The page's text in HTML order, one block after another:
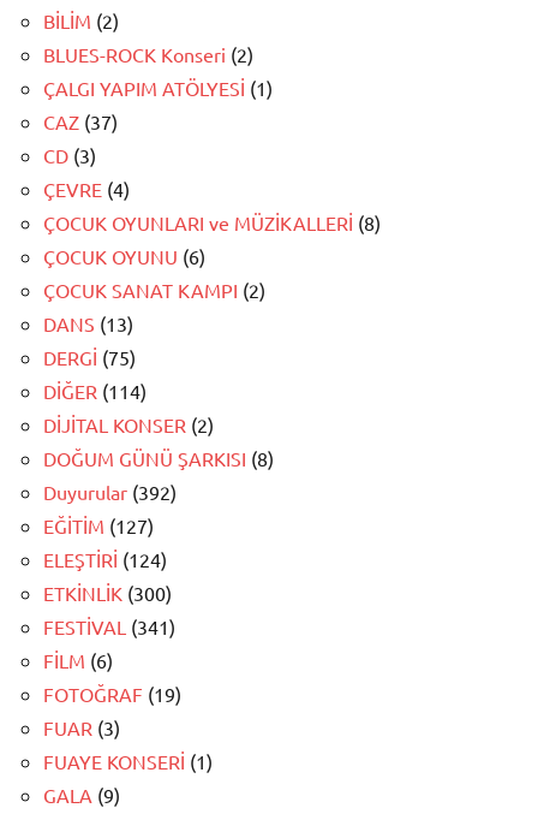
BİLİM (2)
BLUES-ROCK Konseri (2)
ÇALGI YAPIM ATÖLYESİ (1)
CAZ (37)
CD (3)
ÇEVRE (4)
ÇOCUK OYUNLARI ve MÜZİKALLERİ (8)
ÇOCUK OYUNU (6)
ÇOCUK SANAT KAMPI (2)
DANS (13)
DERGİ (75)
DİĞER (114)
DİJİTAL KONSER (2)
DOĞUM GÜNÜ ŞARKISI (8)
Duyurular (392)
EĞİTİM (127)
ELEŞTİRİ (124)
ETKİNLİK (300)
FESTİVAL (341)
FİLM (6)
FOTOĞRAF (19)
FUAR (3)
FUAYE KONSERİ (1)
GALA (9)